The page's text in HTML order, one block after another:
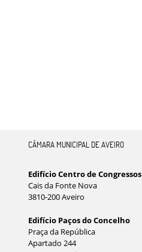
CÂMARA MUNICIPAL DE AVEIRO
Edifício Centro de Congressos
Cais da Fonte Nova
3810-200 Aveiro
Edifício Paços do Concelho
Praça da República
Apartado 244